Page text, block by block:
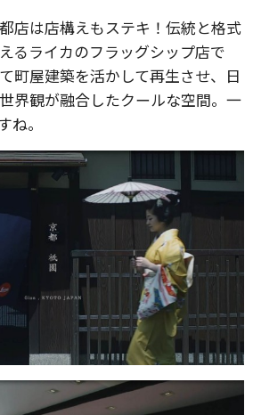
店は店構えもステキ！伝統と格式
るライカのフラッグシップ店で
町屋建築を活かして再生させ、日
界観が融合したクールな空間。一
ね。